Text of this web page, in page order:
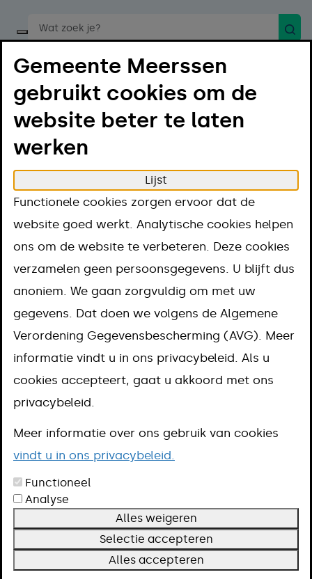
Start een spraakopdracht
Menu
Home Projecten en thema's
Projecten en
thema's
Je vindt hier informatie over
gemeentelijke projecten en
themapagina's. Je kunt filteren op
woonkern en op onderwerp. Heb je
Kern
Filters wissen
Gemeente Meerssen
gebruikt cookies om de
website beter te laten
werken
Lijst
Functionele cookies zorgen ervoor dat de
website goed werkt. Analytische cookies helpen
ons om de website te verbeteren. Deze cookies
verzamelen geen persoonsgegevens. U blijft dus
anoniem. We gaan zorgvuldig om met uw
gegevens. Dat doen we volgens de Algemene
Verordening Gegevensbescherming (AVG). Meer
informatie vindt u in ons privacybeleid. Als u
cookies accepteert, gaat u akkoord met ons
privacybeleid.
Meer informatie over ons gebruik van cookies
vindt u in ons privacybeleid.
Functioneel
Analyse
Alles weigeren
Selectie accepteren
Alles accepteren